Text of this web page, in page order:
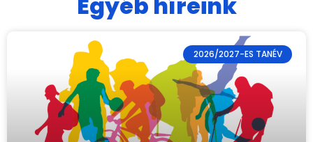
2026/2027-ES TANÉV